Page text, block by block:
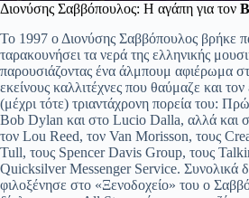
Διονύσης Σαββόπουλος: Η αγάπη για τον
Το 1997 ο Διονύσης Σαββόπουλος βρήκε
ταρακουνήσει τα νερά της ελληνικής
παρουσιάζοντας ένα άλμπουμ αφιέρωμα
εκείνους καλλιτέχνες που θαύμαζε και
(μέχρι τότε) τριαντάχρονη πορεία του:
Bob Dylan και στο Lucio Dalla, αλλά και
τον Lou Reed, τον Van Morisson, τους
Tull, τους Spencer Davis Group, τους
Quicksilver Messenger Service. Συνολικά
φιλοξένησε στο «Ξενοδοχείο» του ο